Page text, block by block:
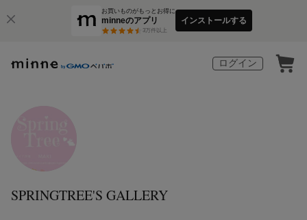
お買いものがもっとお得に
minneのアプリ
3万件以上
インストールする
ログイン
SPRINGTREE'S GALLERY